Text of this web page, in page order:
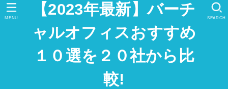
【2023年最新】バーチ
ャルオフィスおすすめ
１０選を２０社から比
較!
SEARCH
MENU